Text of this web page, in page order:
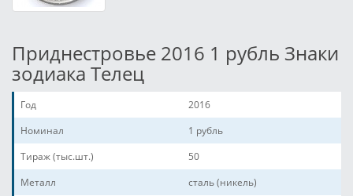
Приднестровье 2016 1 рубль Знаки
зодиака Телец
Год
2016
Номинал
1 рубль
Тираж (тыс.шт.)
50
Металл
сталь (никель)